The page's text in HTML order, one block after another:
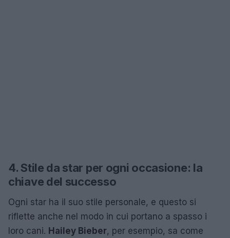
4. Stile da star per ogni occasione: la
chiave del successo
Ogni star ha il suo stile personale, e questo si
riflette anche nel modo in cui portano a spasso i
loro cani. Hailey Bieber, per esempio, sa come